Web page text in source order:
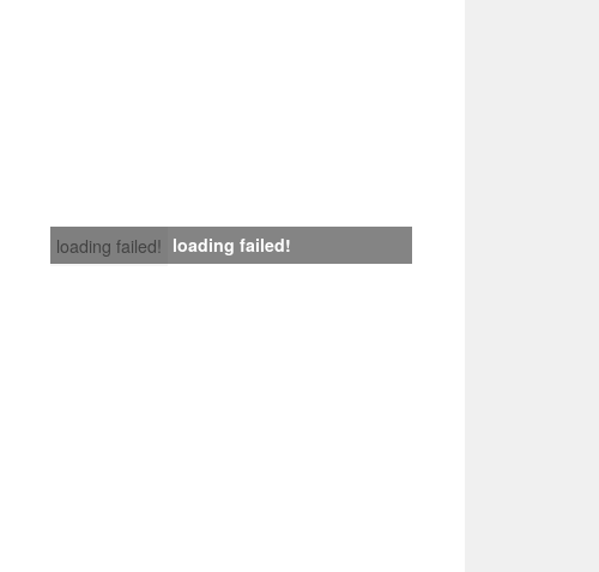
loading failed! loading failed!